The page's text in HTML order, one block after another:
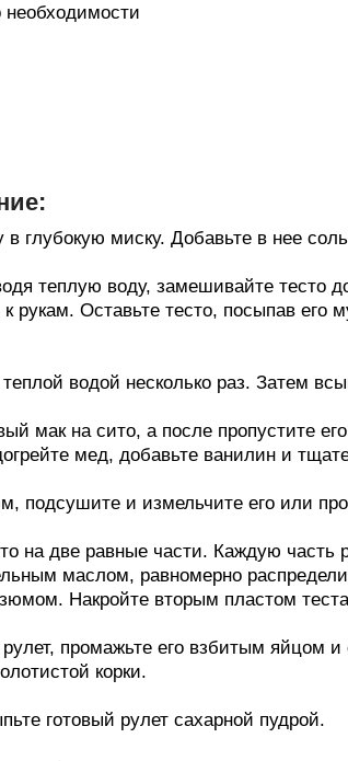
необходимости
в глубокую миску. Добавьте в нее
теплую воду, замешивайте тесто
к рукам. Оставьте тесто, посыпав его
водой несколько раз. Затем
мак на сито, а после пропустите
мед, добавьте ванилин и
подсушите и измельчите его или
на две равные части. Каждую часть
маслом, равномерно
Накройте вторым пластом
промажьте его взбитым яйцом и
корки.
готовый рулет сахарной пудрой.